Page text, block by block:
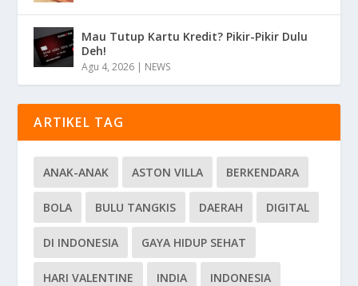
Mau Tutup Kartu Kredit? Pikir-Pikir Dulu
Deh!
Agu 4, 2026 | NEWS
ARTIKEL TAG
ANAK-ANAK ASTON VILLA BERKENDARA
BOLA BULU TANGKIS DAERAH DIGITAL
DI INDONESIA GAYA HIDUP SEHAT
HARI VALENTINE INDIA INDONESIA